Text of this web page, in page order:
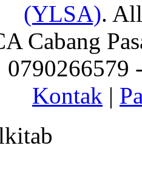
(YLSA).
Cabang
0790266579
Kontak |